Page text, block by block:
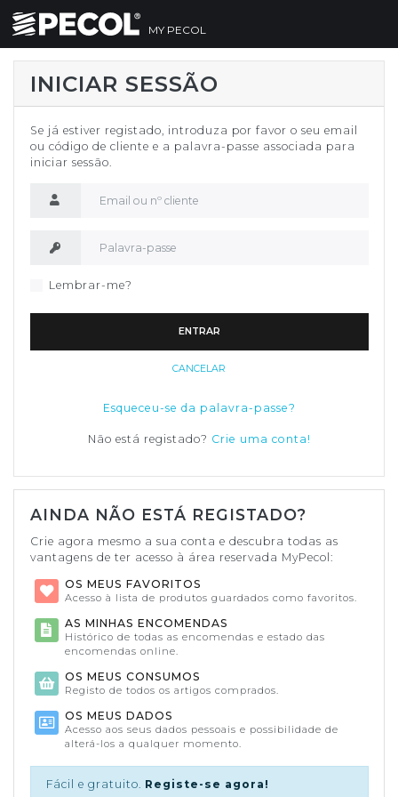
MY PECOL
INICIAR SESSÃO
Se já estiver registado, introduza por favor o seu email
ou código de cliente e a palavra-passe associada para
iniciar sessão.
Lembrar-me?
ENTRAR
CANCELAR
Esqueceu-se da palavra-passe?
Não está registado? Crie uma conta!
AINDA NÃO ESTÁ REGISTADO?
Crie agora mesmo a sua conta e descubra todas as
vantagens de ter acesso à área reservada MyPecol:
OS MEUS FAVORITOS
Acesso à lista de produtos guardados como favoritos.
AS MINHAS ENCOMENDAS
Histórico de todas as encomendas e estado das
encomendas online.
OS MEUS CONSUMOS
Registo de todos os artigos comprados.
OS MEUS DADOS
Acesso aos seus dados pessoais e possibilidade de
alterá-los a qualquer momento.
Fácil e gratuito. Registe-se agora!